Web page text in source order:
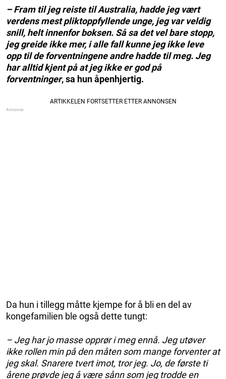
– Fram til jeg reiste til Australia, hadde jeg vært
verdens mest pliktoppfyllende unge, jeg var veldig
snill, helt innenfor boksen. Så sa det vel bare stopp,
jeg greide ikke mer, i alle fall kunne jeg ikke leve
opp til de forventningene andre hadde til meg. Jeg
har alltid kjent på at jeg ikke er god på
forventninger, sa hun åpenhjertig.
Da hun i tillegg måtte kjempe for å bli en del av
kongefamilien ble også dette tungt:
– Jeg har jo masse opprør i meg ennå. Jeg utøver
ikke rollen min på den måten som mange forventer at
jeg skal. Snarere tvert imot, tror jeg. Jo, de første ti
årene prøvde jeg å være sånn som jeg trodde en